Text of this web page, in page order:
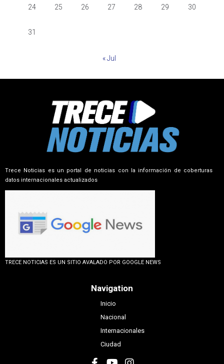
24 25 26 27 28 29 30
31
« Jul
Trece Noticias es un portal de noticias con la información de coberturas
datos internacionales actualizados
TRECE NOTICIAS ES UN SITIO AVALADO POR GOOGLE NEWS
Navigation
Inicio
Nacional
Internacionales
Ciudad